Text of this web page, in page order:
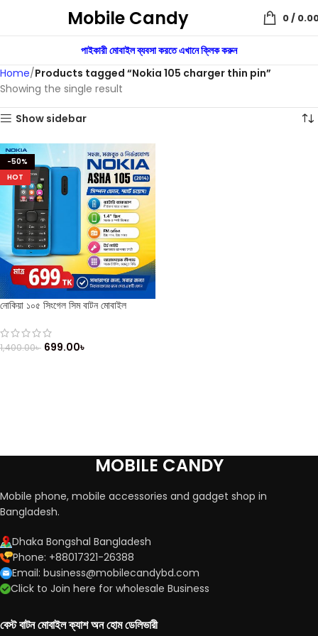
Mobile Candy 0/
পাইকারী মোবাইল ব্যবসা করতে এখানে ক্লিক করুন
Home Products tagged “Nokia 105 charger thin pin”
Showing the single result
Show sidebar
-50%
HOT
নোকিয়া ১০৫ সিংগেল সিম বাটন মোবাইল
1,400.00৳ 699.00৳
MOBILE CANDY
Mobile phone, mobile accessories and gadget shop in
Bangladesh.
Dhaka Bongshal Bangladesh
Phone: +88017321-26388
Email: business@mobilecandybd.com
Click to Join here for wholesale Business
বেস্ট বাটন মোবাইল ক্যাশ অন হোম ডেলিভারী